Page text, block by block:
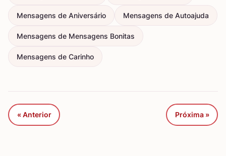
Mensagens de Aniversário Mensagens de Autoajuda
Mensagens de Mensagens Bonitas
Mensagens de Carinho
« Anterior Próxima »